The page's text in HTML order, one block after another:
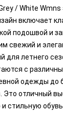
/ White
включает
подошвой и
свежий и
для летнего
с
одежды до
отличный
стильную